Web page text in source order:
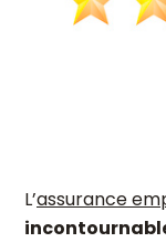
L’assurance